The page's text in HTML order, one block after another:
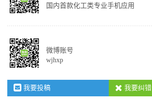
国内首款化工类专业手机应用
微博账号
wjhxp
我要投稿 我要纠错